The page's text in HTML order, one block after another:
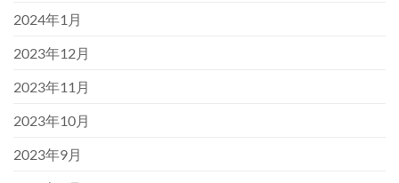
2024年1月
2023年12月
2023年11月
2023年10月
2023年9月